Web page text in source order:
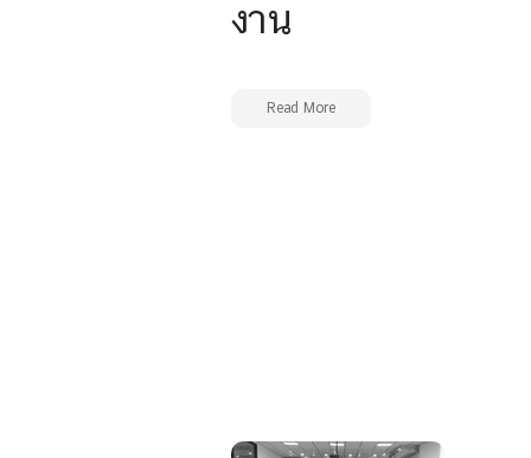
งาน
Read More